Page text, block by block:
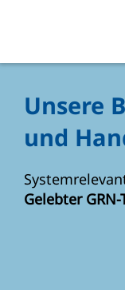
Unsere
und
Gelebter